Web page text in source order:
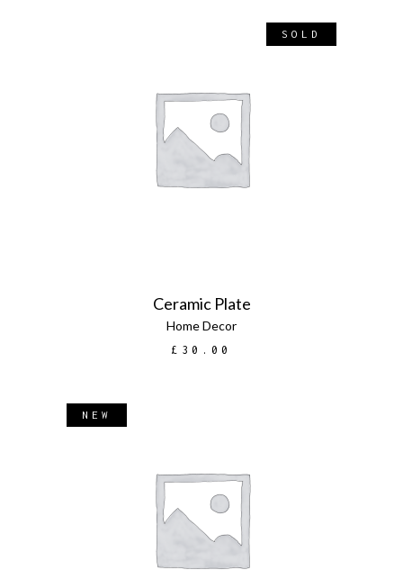
SOLD
LEGGI TUTTO
Ceramic Plate
Home Decor
£ 30.00
NEW
AGGIUNGI AL CARRELLO